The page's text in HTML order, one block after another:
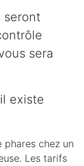
seront
sera
existe
chez un
Les tarifs